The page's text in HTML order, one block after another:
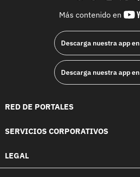
Más contenido en
Descarga nuestra app en
Descarga nuestra app en
RED DE PORTALES
SERVICIOS CORPORATIVOS
LEGAL